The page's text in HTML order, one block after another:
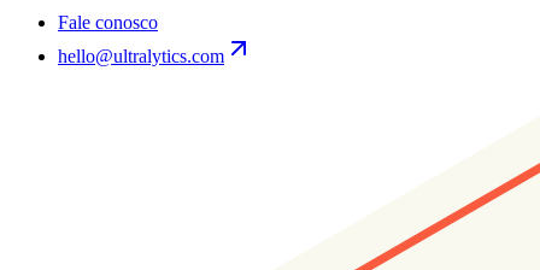
Fale conosco
hello@ultralytics.com